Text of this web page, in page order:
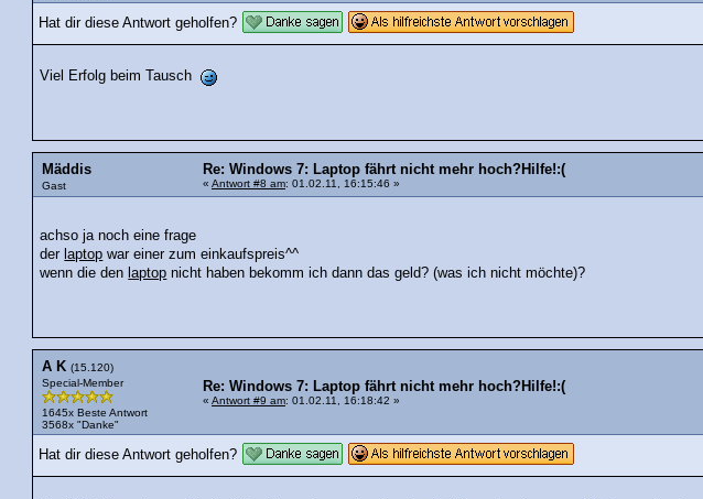
Hat dir diese Antwort geholfen?
Viel Erfolg beim Tausch
Mäddis
Gast
Re: Windows 7: Laptop fährt nicht mehr hoch?Hilfe!:(
« Antwort #8 am: 01.02.11, 16:15:46 »
achso ja noch eine frage
der laptop war einer zum einkaufspreis^^
wenn die den laptop nicht haben bekomm ich dann das geld? (was ich nicht möchte)?
A K (15.120)
Special-Member
1645x Beste Antwort
3568x "Danke"
Re: Windows 7: Laptop fährt nicht mehr hoch?Hilfe!:(
« Antwort #9 am: 01.02.11, 16:18:42 »
Hat dir diese Antwort geholfen?